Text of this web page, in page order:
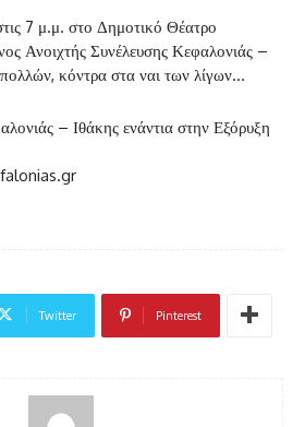
7 μ.μ. στο Δημοτικό Θέατρο
Ανοιχτής Συνέλευσης Κεφαλονιάς –
κόντρα στα ναι των λίγων…
– Ιθάκης ενάντια στην Εξόρυξη
Twitter Pinterest